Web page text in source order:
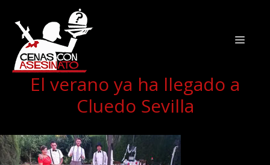
El verano ya ha llegado a
Cluedo Sevilla